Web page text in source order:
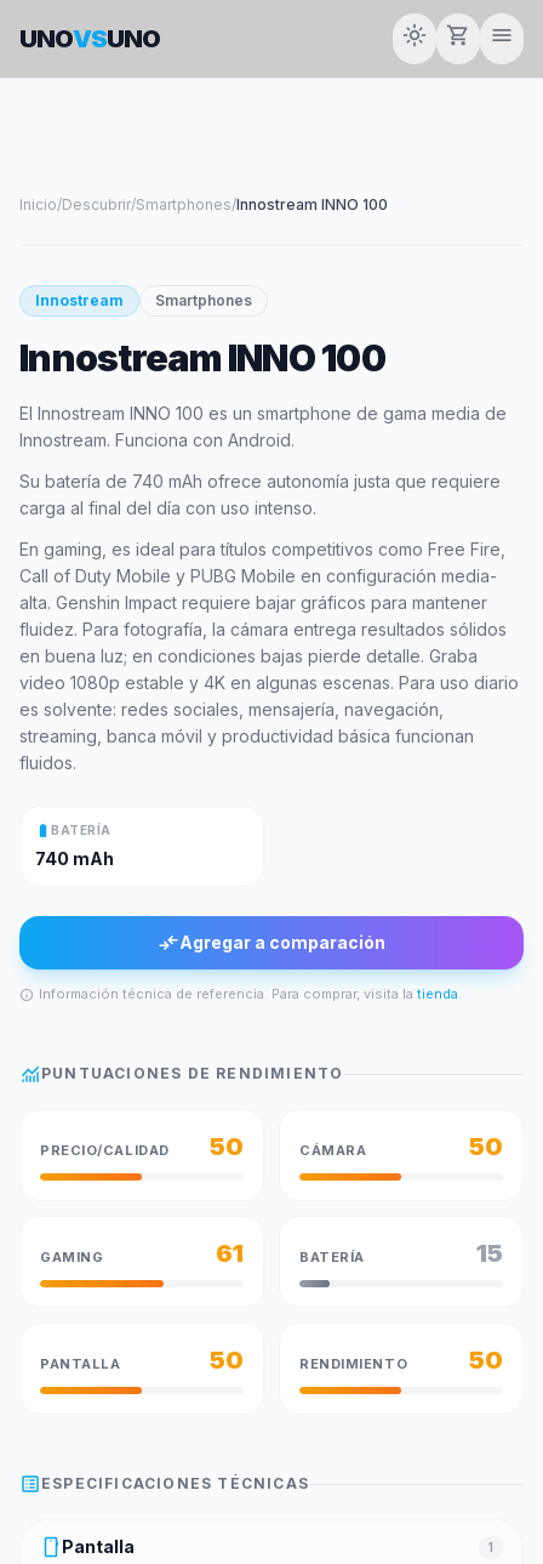
UNOVSUNO light_mode shopping_cart menu
Inicio/Descubrir/Smartphones/Innostream INNO 100
Innostream Smartphones
Innostream INNO 100
El Innostream INNO 100 es un smartphone de gama media de
Innostream. Funciona con Android.
Su batería de 740 mAh ofrece autonomía justa que requiere
carga al final del día con uso intenso.
En gaming, es ideal para títulos competitivos como Free Fire,
Call of Duty Mobile y PUBG Mobile en configuración media-
alta. Genshin Impact requiere bajar gráficos para mantener
fluidez. Para fotografía, la cámara entrega resultados sólidos
en buena luz; en condiciones bajas pierde detalle. Graba
video 1080p estable y 4K en algunas escenas. Para uso diario
es solvente: redes sociales, mensajería, navegación,
streaming, banca móvil y productividad básica funcionan
fluidos.
battery_full BATERÍA
740 mAh
compare_arrowsAgregar a comparación
info Información técnica de referencia. Para comprar, visita la tienda.
monitoring PUNTUACIONES DE RENDIMIENTO
PRECIO/CALIDAD 50 CÁMARA 50
GAMING 61 BATERÍA 15
PANTALLA 50 RENDIMIENTO 50
list_alt ESPECIFICACIONES TÉCNICAS
smartphone Pantalla 1